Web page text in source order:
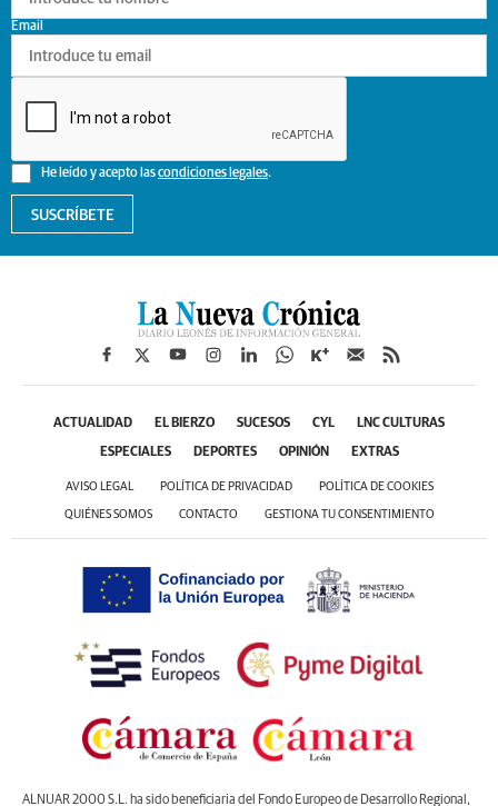
He leído y acepto lascondiciones legales.
Email
SUSCRÍBETE
ACTUALIDAD EL BIERZO SUCESOS CYL LNC CULTURAS
ESPECIALES DEPORTES OPINIÓN EXTRAS
AVISO LEGAL POLÍTICA DE PRIVACIDAD POLÍTICA DE COOKIES
QUIÉNES SOMOS CONTACTO GESTIONA TU CONSENTIMIENTO
ALNUAR 2000 S.L. ha sido beneficiaria del Fondo Europeo de Desarrollo Regional,